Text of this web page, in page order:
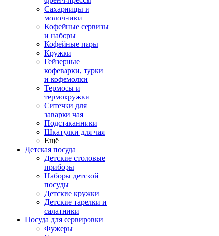
Сахарницы и
молочники
Кофейные сервизы
и наборы
Кофейные пары
Кружки
Гейзерные
кофеварки, турки
и кофемолки
Термосы и
термокружки
Ситечки для
заварки чая
Подстаканники
Шкатулки для чая
Ещё
Детская посуда
Детские столовые
приборы
Наборы детской
посуды
Детские кружки
Детские тарелки и
салатники
Посуда для сервировки
Фужеры